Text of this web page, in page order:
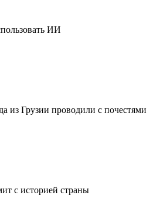
ИИ
из Грузии проводили с почестями
с историей страны